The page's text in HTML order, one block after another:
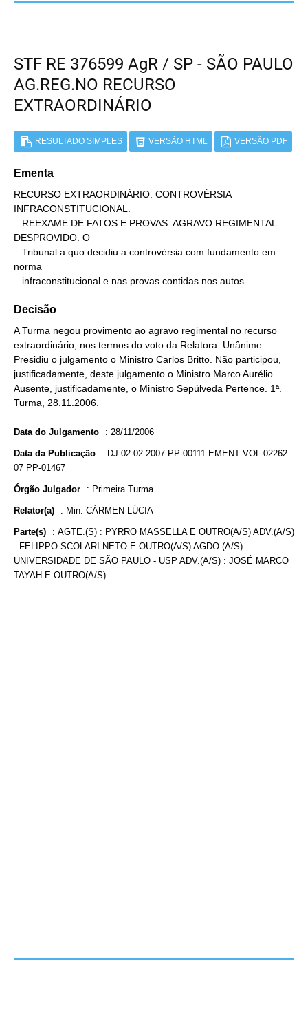
STF RE 376599 AgR / SP - SÃO PAULO
AG.REG.NO RECURSO
EXTRAORDINÁRIO
RESULTADO SIMPLES VERSÃO HTML VERSÃO PDF
Ementa
RECURSO EXTRAORDINÁRIO. CONTROVÉRSIA
INFRACONSTITUCIONAL.
DESPROVIDO. O
norma
   infraconstitucional e nas provas contidas nos autos.
Decisão
A Turma negou provimento ao agravo regimental no recurso
extraordinário, nos termos do voto da Relatora. Unânime.
Presidiu o julgamento o Ministro Carlos Britto. Não participou,
justificadamente, deste julgamento o Ministro Marco Aurélio.
Ausente, justificadamente, o Ministro Sepúlveda Pertence. 1ª.
Turma, 28.11.2006.
Data do Julgamento : 28/11/2006
Data da Publicação : DJ 02-02-2007 PP-00111 EMENT VOL-02262-
07 PP-01467
Órgão Julgador : Primeira Turma
Relator(a) : Min. CÁRMEN LÚCIA
Parte(s) : AGTE.(S) : PYRRO MASSELLA E OUTRO(A/S) ADV.(A/S)
: FELIPPO SCOLARI NETO E OUTRO(A/S) AGDO.(A/S) :
UNIVERSIDADE DE SÃO PAULO - USP ADV.(A/S) : JOSÉ MARCO
TAYAH E OUTRO(A/S)